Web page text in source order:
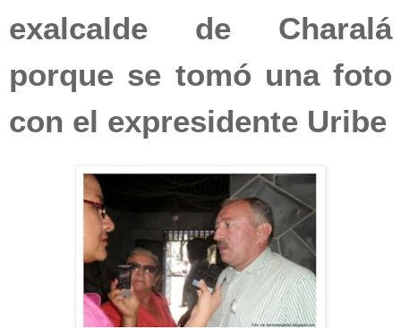
exalcalde de Charalá
porque se tomó una foto
con el expresidente Uribe